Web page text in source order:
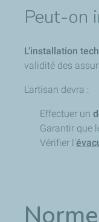
Peut-on
L’installation
validité des
L'artisan devra :
Effectuer un
Garantir que
Vérifier l’